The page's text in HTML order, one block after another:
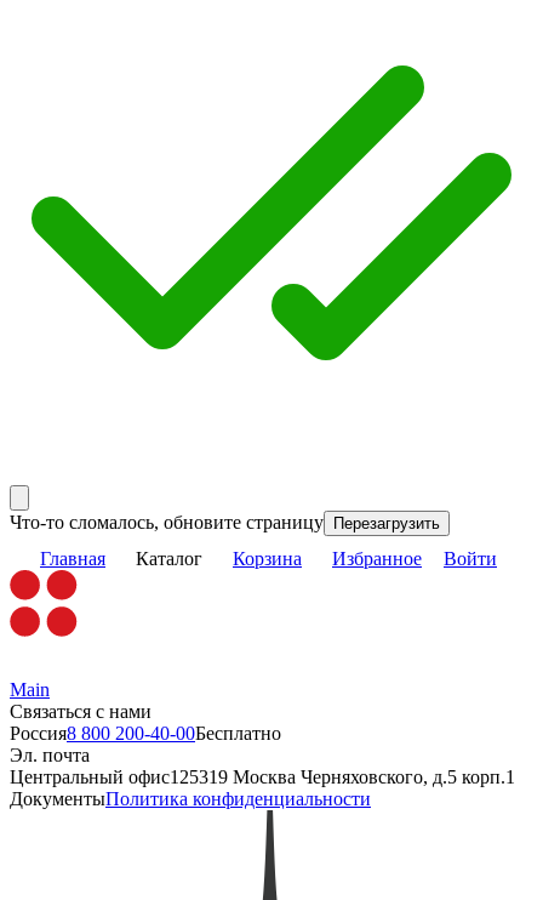
Что-то сломалось, обновите страницу Перезагрузить
Главная Каталог Корзина Избранное Войти
Main
Связаться с нами
Россия8 800 200-40-00Бесплатно
Эл. почта
Центральный офис125319 Москва Черняховского, д.5 корп.1
ДокументыПолитика конфиденциальности